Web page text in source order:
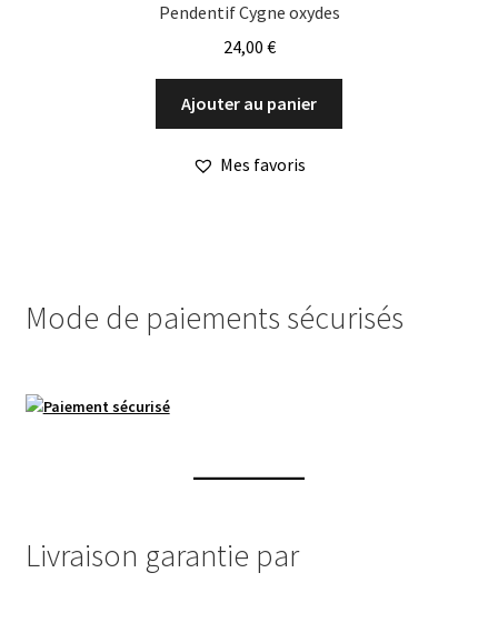
Pendentif Cygne oxydes
24,00 €
Ajouter au panier
Mes favoris
Mode de paiements sécurisés
Livraison garantie par